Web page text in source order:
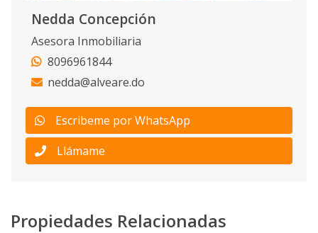
Nedda Concepción
Asesora Inmobiliaria
8096961844
nedda@alveare.do
Escribeme por WhatsApp
Llámame
Propiedades Relacionadas